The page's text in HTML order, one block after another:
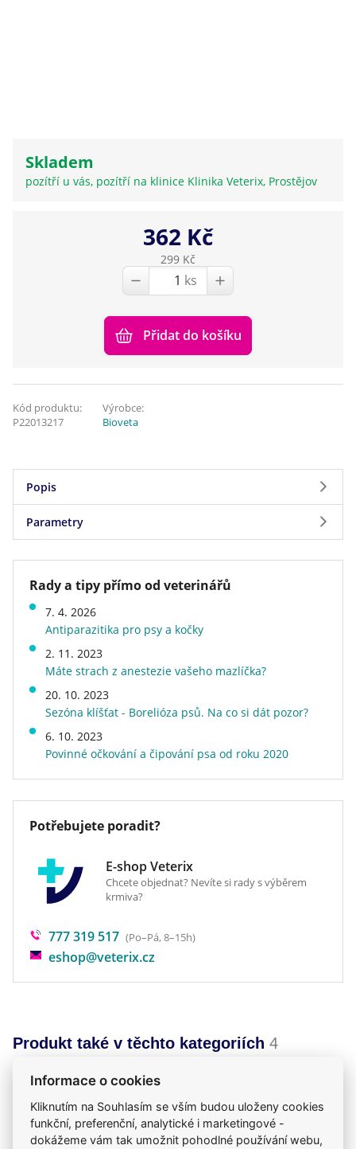
Skladem
pozítří u vás, pozítří na klinice Klinika Veterix, Prostějov
362 Kč
299 Kč
ks
Přidat do košíku
Kód produktu:
P22013217
Výrobce:
Bioveta
Popis
Antiparazitární přípravek pro psy proti
typ přípravku: Antiparazitika, repelenty
cílové druhy zvířat: Pes
Obsah léčivých a ostatních látek
1 tuba (0,67 ml) obsahuje:
fipronilum 67 mg
Čirý, žlutě až žlutozeleně zbarvený spot-on roztok.
Léčba a prevence napadení blechami
(Rhipicephalus spp., Dermatocentor spp., Ixodes spp.)
a všenkami (Trichodectes canis) u psů.
Kontraindikace
Vzhledem k absenci údajů neaplikujte zvířatům
Parametry
Parametry
Značka
Bioveta
určení parazitika
všenkám
Forma antiparazitika
Stáří psa
štěně, dospělý, senior
Velikost psa v dospělosti
Hmotnost
0,04 kg
Doprava zdarma
Rady a tipy přímo od veterinářů
7. 4. 2026
Antiparazitika pro psy a kočky
2. 11. 2023
Máte strach z anestezie vašeho mazlíčka?
20. 10. 2023
Sezóna klíšťat - Borelióza psů. Na co si dát pozor?
6. 10. 2023
Povinné očkování a čipování psa od roku 2020
Potřebujete poradit?
E-shop Veterix
Chcete objednat? Nevíte si rady s výběrem
krmiva?
777 319 517 (Po–Pá, 8–15h)
eshop@veterix.cz
Produkt také v těchto kategoriích 4
Spot-on pipety
Paraziti
Informace o cookies
Kliknutím na Souhlasím se vším budou uloženy cookies
funkční, preferenční, analytické i marketingové -
dokážeme vám tak umožnit pohodlné používání webu,